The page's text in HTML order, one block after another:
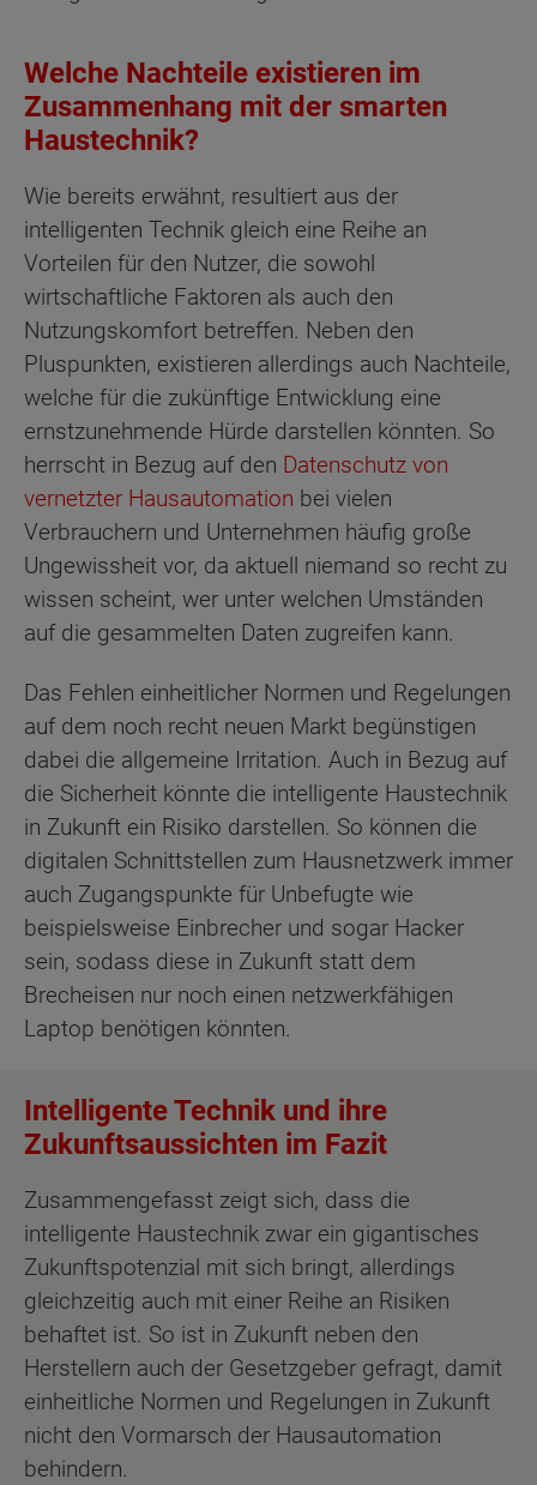
Welche Nachteile existieren im
Zusammenhang mit der smarten
Haustechnik?
Wie bereits erwähnt, resultiert aus der
intelligenten Technik gleich eine Reihe an
Vorteilen für den Nutzer, die sowohl
wirtschaftliche Faktoren als auch den
Nutzungskomfort betreffen. Neben den
Pluspunkten, existieren allerdings auch Nachteile,
welche für die zukünftige Entwicklung eine
ernstzunehmende Hürde darstellen könnten. So
herrscht in Bezug auf den Datenschutz von
vernetzter Hausautomation bei vielen
Verbrauchern und Unternehmen häufig große
Ungewissheit vor, da aktuell niemand so recht zu
wissen scheint, wer unter welchen Umständen
auf die gesammelten Daten zugreifen kann.
Das Fehlen einheitlicher Normen und Regelungen
auf dem noch recht neuen Markt begünstigen
dabei die allgemeine Irritation. Auch in Bezug auf
die Sicherheit könnte die intelligente Haustechnik
in Zukunft ein Risiko darstellen. So können die
digitalen Schnittstellen zum Hausnetzwerk immer
auch Zugangspunkte für Unbefugte wie
beispielsweise Einbrecher und sogar Hacker
sein, sodass diese in Zukunft statt dem
Brecheisen nur noch einen netzwerkfähigen
Laptop benötigen könnten.
Intelligente Technik und ihre
Zukunftsaussichten im Fazit
Zusammengefasst zeigt sich, dass die
intelligente Haustechnik zwar ein gigantisches
Zukunftspotenzial mit sich bringt, allerdings
gleichzeitig auch mit einer Reihe an Risiken
behaftet ist. So ist in Zukunft neben den
Herstellern auch der Gesetzgeber gefragt, damit
einheitliche Normen und Regelungen in Zukunft
nicht den Vormarsch der Hausautomation
behindern.